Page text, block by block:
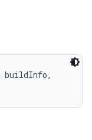
buildInfo,